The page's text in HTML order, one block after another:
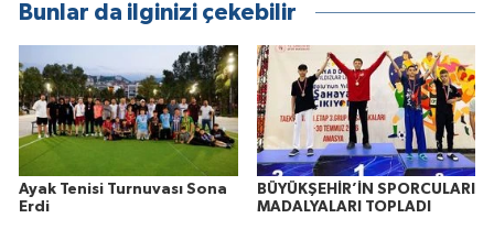
Bunlar da ilginizi çekebilir
Ayak Tenisi Turnuvası Sona
Erdi
BÜYÜKŞEHİR’İN SPORCULARI
MADALYALARI TOPLADI